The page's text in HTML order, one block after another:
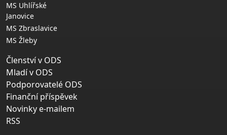
MS Uhlířské
Janovice
MS Zbraslavice
MS Žleby
Členství v ODS
Mladí v ODS
Podporovatelé ODS
Finanční příspěvek
Novinky e-mailem
RSS